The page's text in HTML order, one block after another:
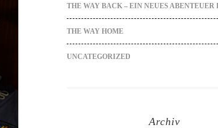
THE WAY BACK – EIN NEUES ABENTEUER
THE WAY HOME
UNCATEGORIZED
Archiv